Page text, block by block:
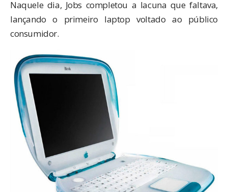
Naquele dia, Jobs completou a lacuna que faltava,
lançando o primeiro laptop voltado ao público
consumidor.